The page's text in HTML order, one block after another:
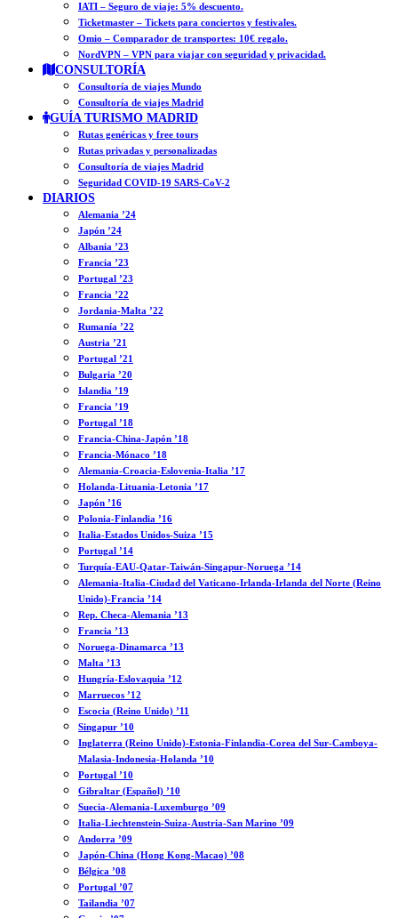
IATI – Seguro de viaje: 5% descuento.
Ticketmaster – Tickets para conciertos y festivales.
Omio – Comparador de transportes: 10€ regalo.
NordVPN – VPN para viajar con seguridad y privacidad.
CONSULTORÍA
Consultoría de viajes Mundo
Consultoría de viajes Madrid
GUÍA TURISMO MADRID
Rutas genéricas y free tours
Rutas privadas y personalizadas
Consultoría de viajes Madrid
Seguridad COVID-19 SARS-CoV-2
DIARIOS
Alemania ’24
Japón ’24
Albania ’23
Francia ’23
Portugal ’23
Francia ’22
Jordania-Malta ’22
Rumanía ’22
Austria ’21
Portugal ’21
Bulgaria ’20
Islandia ’19
Francia ’19
Portugal ’18
Francia-China-Japón ’18
Francia-Mónaco ’18
Alemania-Croacia-Eslovenia-Italia ’17
Holanda-Lituania-Letonia ’17
Japón ’16
Polonia-Finlandia ’16
Italia-Estados Unidos-Suiza ’15
Portugal ’14
Turquía-EAU-Qatar-Taiwán-Singapur-Noruega ’14
Alemania-Italia-Ciudad del Vaticano-Irlanda-Irlanda del Norte (Reino
Unido)-Francia ’14
Rep. Checa-Alemania ’13
Francia ’13
Noruega-Dinamarca ’13
Malta ’13
Hungría-Eslovaquia ’12
Marruecos ’12
Escocia (Reino Unido) ’11
Singapur ’10
Inglaterra (Reino Unido)-Estonia-Finlandia-Corea del Sur-Camboya-
Malasia-Indonesia-Holanda ’10
Portugal ’10
Gibraltar (Español) ’10
Suecia-Alemania-Luxemburgo ’09
Italia-Liechtenstein-Suiza-Austria-San Marino ’09
Andorra ’09
Japón-China (Hong Kong-Macao) ’08
Bélgica ’08
Portugal ’07
Tailandia ’07